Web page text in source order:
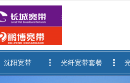
很遗憾，因您的浏览器版本过低导
沈阳宽带 光纤宽带套餐